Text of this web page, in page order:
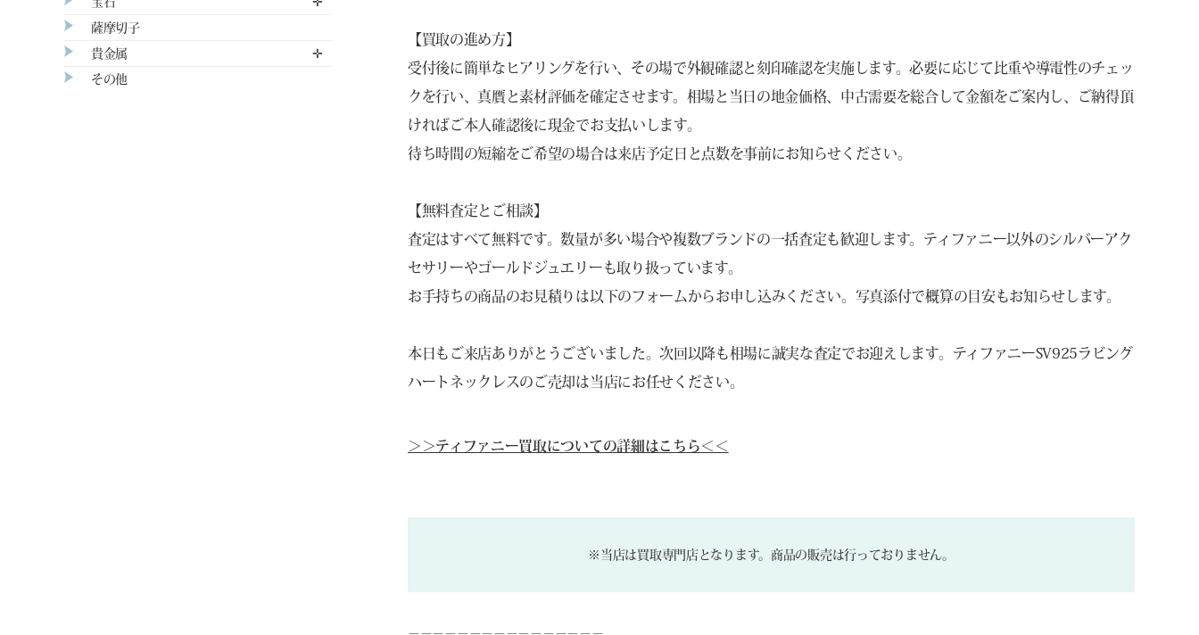
【買取の進め方】
受付後に簡単なヒアリングを行い、その場で外観確認と刻印確認を実施します。必要に応じて比重や導電性のチェッ
クを行い、真贋と素材評価を確定させます。相場と当日の地金価格、中古需要を総合して金額をご案内し、ご納得頂
ければご本人確認後に現金でお支払いします。
待ち時間の短縮をご希望の場合は来店予定日と点数を事前にお知らせください。
【無料査定とご相談】
査定はすべて無料です。数量が多い場合や複数ブランドの一括査定も歓迎します。ティファニー以外のシルバーアク
セサリーやゴールドジュエリーも取り扱っています。
お手持ちの商品のお見積りは以下のフォームからお申し込みください。写真添付で概算の目安もお知らせします。
本日もご来店ありがとうございました。次回以降も相場に誠実な査定でお迎えします。ティファニーSV925ラビング
ハートネックレスのご売却は当店にお任せください。
＞＞ティファニー買取についての詳細はこちら＜＜
※当店は買取専門店となります。商品の販売は行っておりません。
薩摩切子
貴金属 ✛
その他